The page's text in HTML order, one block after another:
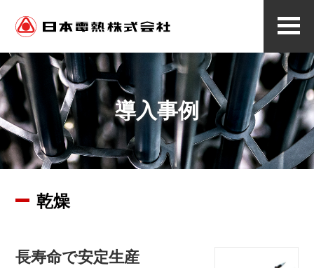
メ
ニ
ー
導入事例
乾燥
長寿命で安定生産